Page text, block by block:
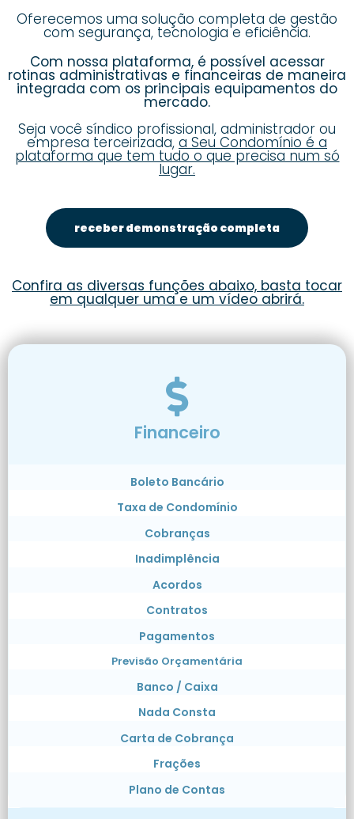
Oferecemos uma solução completa de gestão
com segurança, tecnologia e eficiência.
Com nossa plataforma, é possível acessar
rotinas administrativas e financeiras de maneira
integrada com os principais equipamentos do
mercado.
Seja você síndico profissional, administrador ou
empresa terceirizada, a Seu Condomínio é a
plataforma que tem tudo o que precisa num só
lugar.
receber demonstração completa
Confira as diversas funções abaixo, basta tocar
em qualquer uma e um vídeo abrirá.
Financeiro
Boleto Bancário
Taxa de Condomínio
Cobranças
Inadimplência
Acordos
Contratos
Pagamentos
Previsão Orçamentária
Banco / Caixa
Nada Consta
Carta de Cobrança
Frações
Plano de Contas